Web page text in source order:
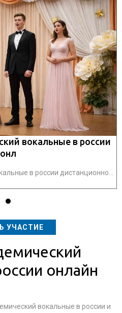
вокальные в россии
онл
в россии дистанционно...
УЧАСТИЕ
онлайн
вокальные в россии и